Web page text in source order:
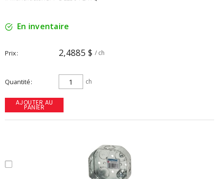
En inventaire
Prix 2,4885 $ / ch
Quantité ch
AJOUTER AU
PANIER